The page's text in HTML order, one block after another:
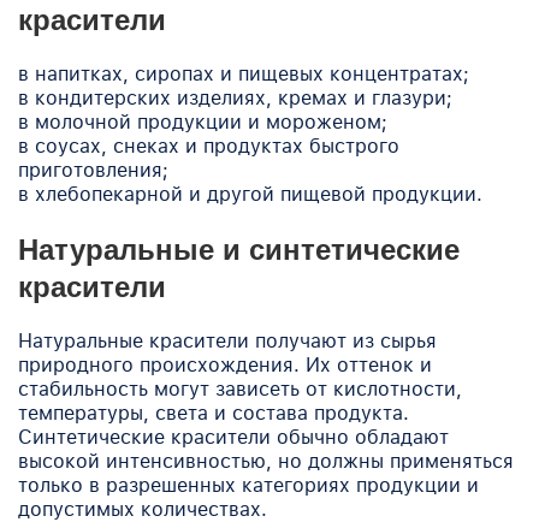
красители
в напитках, сиропах и пищевых концентратах;
в кондитерских изделиях, кремах и глазури;
в молочной продукции и мороженом;
в соусах, снеках и продуктах быстрого
приготовления;
в хлебопекарной и другой пищевой продукции.
Натуральные и синтетические
красители
Натуральные красители получают из сырья
природного происхождения. Их оттенок и
стабильность могут зависеть от кислотности,
температуры, света и состава продукта.
Синтетические красители обычно обладают
высокой интенсивностью, но должны применяться
только в разрешенных категориях продукции и
допустимых количествах.